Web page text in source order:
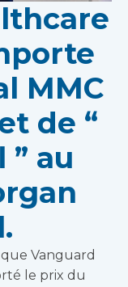
MMC
de “
au
Vanguard
le prix du